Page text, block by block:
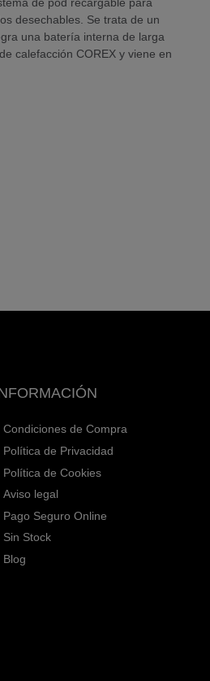
desechables. Se trata de un
una batería interna de larga
calefacción COREX y viene en
Condiciones de Compra
Política de Privacidad
Política de Cookies
Aviso legal
Pago Seguro Online
Sin Stock
Blog